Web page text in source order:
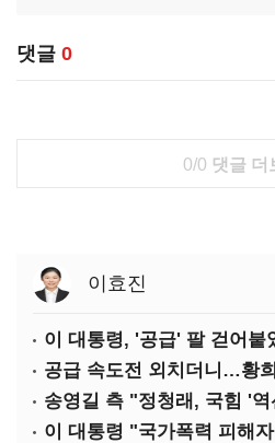
댓글 0
0/0 댓글 더
이효진